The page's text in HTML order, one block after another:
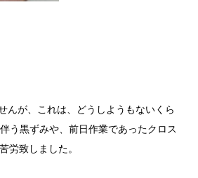
んが、これは、どうしようもないくら
う黒ずみや、前日作業であったクロス
労致しました。